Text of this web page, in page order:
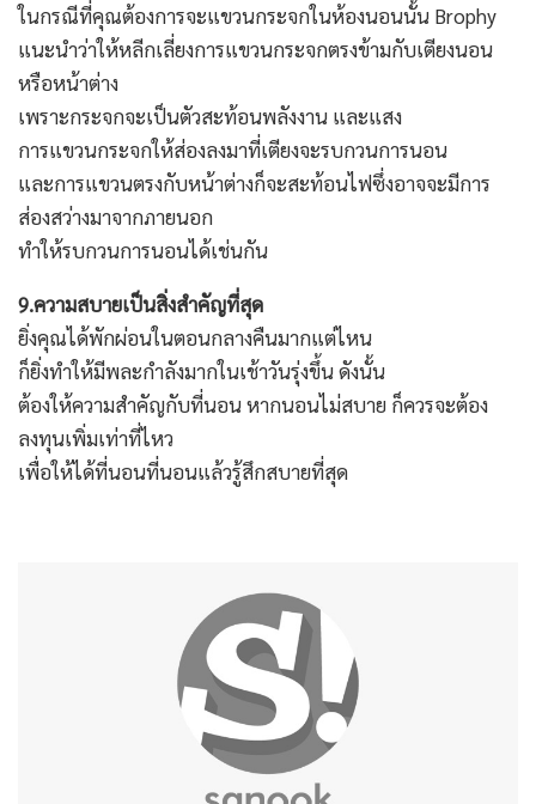
ในกรณีที่คุณต้องการจะแขวนกระจกในห้องนอนนั้น Brophy
แนะนำว่าให้หลีกเลี่ยงการแขวนกระจกตรงข้ามกับเตียงนอน
หรือหน้าต่าง
เพราะกระจกจะเป็นตัวสะท้อนพลังงาน และแสง
การแขวนกระจกให้ส่องลงมาที่เตียงจะรบกวนการนอน
และการแขวนตรงกับหน้าต่างก็จะสะท้อนไฟซึ่งอาจจะมีการ
ส่องสว่างมาจากภายนอก
ทำให้รบกวนการนอนได้เช่นกัน
9.ความสบายเป็นสิ่งสำคัญที่สุด
ยิ่งคุณได้พักผ่อนในตอนกลางคืนมากแต่ไหน
ก็ยิ่งทำให้มีพละกำลังมากในเช้าวันรุ่งขึ้น ดังนั้น
ต้องให้ความสำคัญกับที่นอน หากนอนไม่สบาย ก็ควรจะต้อง
ลงทุนเพิ่มเท่าที่ไหว
เพื่อให้ได้ที่นอนที่นอนแล้วรู้สึกสบายที่สุด